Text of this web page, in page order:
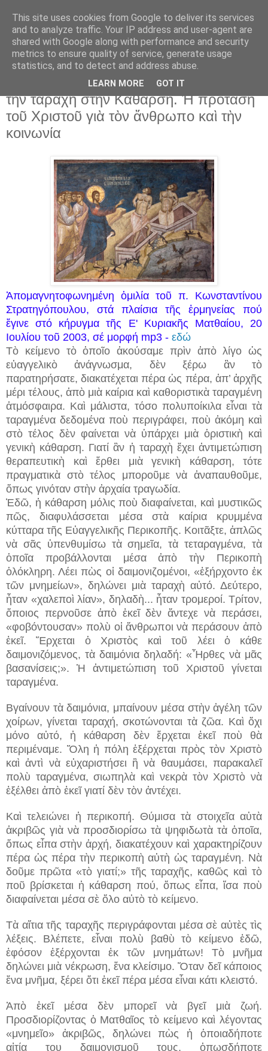
4 Ιουλ 2026
π. Κωνσταντῖνος Στρατηγόπουλος: Ἀπὸ
τὴν ταραχὴ στὴν Κάθαρση. Ἡ πρόταση
τοῦ Χριστοῦ γιὰ τὸν ἄνθρωπο καὶ τὴν
κοινωνία
Ἀπομαγνητοφωνημένη ὁμιλία τοῦ π. Κωνσταντίνου
Στρατηγόπουλου, στά πλαίσια τῆς ἑρμηνείας πού
ἔγινε στό κήρυγμα τῆς Ε' Κυριακῆς Ματθαίου, 20
Ιουλίου τοῦ 2003, σέ μορφή mp3 - εδώ
Τὸ κείμενο τὸ ὁποῖο ἀκούσαμε πρὶν ἀπὸ λίγο ὡς
εὐαγγελικὸ ἀνάγνωσμα, δὲν ξέρω ἂν τὸ
παρατηρήσατε, διακατέχεται πέρα ὡς πέρα, ἀπ’ ἀρχῆς
μέρι τέλους, ἀπὸ μιὰ καίρια καὶ καθοριστικὰ ταραγμένη
ἀτμόσφαιρα. Καὶ μάλιστα, τόσο πολυποίκιλα εἶναι τὰ
ταραγμένα δεδομένα ποὺ περιγράφει, ποὺ ἀκόμη καὶ
στὸ τέλος δὲν φαίνεται νὰ ὑπάρχει μιὰ ὁριστικὴ καὶ
γενικὴ κάθαρση. Γιατί ἂν ἡ ταραχὴ ἔχει ἀντιμετώπιση
θεραπευτικὴ καὶ ἔρθει μιὰ γενικὴ κάθαρση, τότε
πραγματικὰ στὸ τέλος μποροῦμε νὰ ἀναπαυθοῦμε,
ὅπως γινόταν στὴν ἀρχαία τραγωδία.
Ἐδῶ, ἡ κάθαρση μόλις ποὺ διαφαίνεται, καὶ μυστικῶς
πῶς, διαφυλάσσεται μέσα στὰ καίρια κρυμμένα
κύτταρα τῆς Εὐαγγελικῆς Περικοπῆς. Κοιτᾶξτε, ἁπλῶς
νὰ σᾶς ὑπενθυμίσω τὰ σημεῖα, τὰ τεταραγμένα, τὰ
ὁποῖα προβάλλονται μέσα ἀπὸ τὴν Περικοπὴ
ὁλόκληρη. Λέει πὼς οἱ δαιμονιζoμένοι, «ἐξήρχοντο ἐκ
τῶν μνημείων», δηλώνει μιὰ ταραχὴ αὐτό. Δεύτερο,
ἦταν «χαλεποὶ λίαν», δηλαδὴ... ἦταν τρομεροί. Τρίτον,
ὅποιος περνοῦσε ἀπὸ ἐκεῖ δὲν ἄντεχε νὰ περάσει,
«φοβόντουσαν» πολὺ οἱ ἄνθρωποι νὰ περάσουν ἀπὸ
ἐκεῖ. Ἔρχεται ὁ Χριστὸς καὶ τοῦ λέει ὁ κάθε
δαιμονιζόμενος, τὰ δαιμόνια δηλαδή: «Ἦρθες νὰ μᾶς
βασανίσεις;». Ἡ ἀντιμετώπιση τοῦ Χριστοῦ γίνεται
ταραγμένα.
Βγαίνουν τὰ δαιμόνια, μπαίνουν μέσα στὴν ἀγέλη τῶν
χοίρων, γίνεται ταραχή, σκοτώνονται τὰ ζῶα. Καὶ ὄχι
μόνο αὐτό, ἡ κάθαρση δὲν ἔρχεται ἐκεῖ ποὺ θὰ
περιμέναμε. Ὅλη ἡ πόλη ἐξέρχεται πρὸς τὸν Χριστὸ
καὶ ἀντὶ νὰ εὐχαριστήσει ἢ νὰ θαυμάσει, παρακαλεῖ
πολὺ ταραγμένα, σιωπηλὰ καὶ νεκρὰ τὸν Χριστὸ νὰ
ἐξέλθει ἀπὸ ἐκεῖ γιατί δὲν τὸν ἀντέχει.
Καὶ τελειώνει ἡ περικοπή. Θύμισα τὰ στοιχεῖα αὐτὰ
ἀκριβῶς γιὰ νὰ προσδιορίσω τὰ ψηφιδωτὰ τὰ ὁποῖα,
ὅπως εἶπα στὴν ἀρχή, διακατέχουν καὶ χαρακτηρίζουν
πέρα ὡς πέρα τὴν περικοπὴ αὐτὴ ὡς ταραγμένη. Νὰ
δοῦμε πρῶτα «τὸ γιατί;» τῆς ταραχῆς, καθῶς καὶ τὸ
ποῦ βρίσκεται ἡ κάθαρση πού, ὅπως εἶπα, ἴσα ποὺ
διαφαίνεται μέσα σὲ ὅλο αὐτὸ τὸ κείμενο.
Τὰ αἴτια τῆς ταραχῆς περιγράφονται μέσα σὲ αὐτὲς τὶς
λέξεις. Βλέπετε, εἶναι πολὺ βαθὺ τὸ κείμενο ἐδῶ,
ἐφόσον ἐξέρχονται ἐκ τῶν μνημάτων! Τὸ μνῆμα
δηλώνει μιὰ νέκρωση, ἕνα κλείσιμο. Ὅταν δεῖ κάποιος
ἕνα μνῆμα, ξέρει ὅτι ἐκεῖ πέρα μέσα εἶναι κάτι κλειστό.
Ἀπὸ ἐκεῖ μέσα δὲν μπορεῖ νὰ βγεῖ μιὰ ζωή.
Προσδιορίζοντας ὁ Ματθαῖος τὸ κείμενο καὶ λέγοντας
«μνημεῖο» ἀκριβῶς, δηλώνει πὼς ἡ ὁποιαδήποτε
αἰτία του δαιμονισμοῦ τους, ὁπωσδήποτε
This site uses cookies from Google to deliver its services
and to analyze traffic. Your IP address and user-agent are
shared with Google along with performance and security
metrics to ensure quality of service, generate usage
statistics, and to detect and address abuse.
LEARN MORE GOT IT